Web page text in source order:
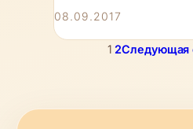
08.09.2017
1 2Следующая